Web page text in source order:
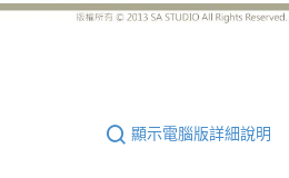
顯示電腦版詳細說明